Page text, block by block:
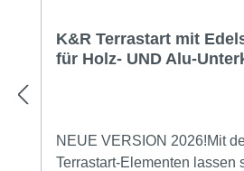
K&R Terrastart mit
für Holz- UND Alu-
NEUE VERSION 2026!Mit
Terrastart-Elementen lassen